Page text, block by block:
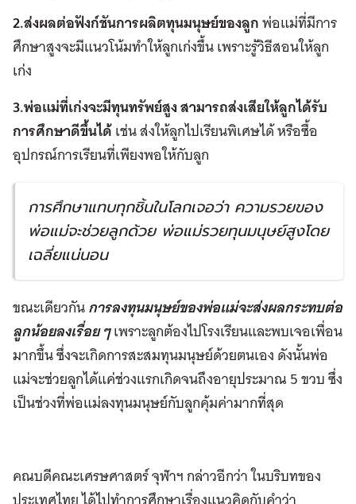
2.ส่งผลต่อฟังก์ชันการผลิตทุนมนุษย์ของลูกพ่อแม่ที่มีการ
ศึกษาสูงจะมีแนวโน้มทำให้ลูกเก่งขึ้น เพราะรู้วิธีสอนให้ลูก
เก่ง
3.พ่อแม่ที่เก่งจะมีทุนทรัพย์สูง สามารถส่งเสียให้ลูกได้รับ
การศึกษาดีขึ้นได้เช่น ส่งให้ลูกไปเรียนพิเศษได้ หรือซื้อ
อุปกรณ์การเรียนที่เพียงพอให้กับลูก
การศึกษาแทบทุกชิ้นในโลกเจอว่า ความรวยของ
พ่อแม่จะช่วยลูกด้วย พ่อแม่รวยทุนมนุษย์สูงโดย
เฉลี่ยแน่นอน
ขณะเดียวกันการลงทุนมนุษย์ของพ่อแม่จะส่งผลกระทบต่อ
ลูกน้อยลงเรื่อย ๆเพราะลูกต้องไปโรงเรียนและพบเจอเพื่อน
มากขึ้น ซึ่งจะเกิดการสะสมทุนมนุษย์ด้วยตนเอง ดังนั้นพ่อ
แม่จะช่วยลูกได้แค่ช่วงแรกเกิดจนถึงอายุประมาณ 5 ขวบ ซึ่ง
เป็นช่วงที่พ่อแม่ลงทุนมนุษย์กับลูกคุ้มค่ามากที่สุด
คณบดีคณะเศรษศาสตร์ จุฬาฯ กล่าวอีกว่า ในบริบทของ